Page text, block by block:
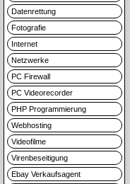
Datenrettung
Fotografie
Internet
Netzwerke
PC Firewall
PC Videorecorder
PHP Programmierung
Webhosting
Videofilme
Virenbeseitigung
Ebay Verkaufsagent